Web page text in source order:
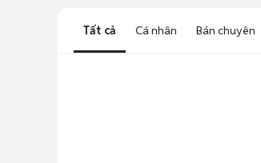
Tất cả Cá nhân Bán chuyên